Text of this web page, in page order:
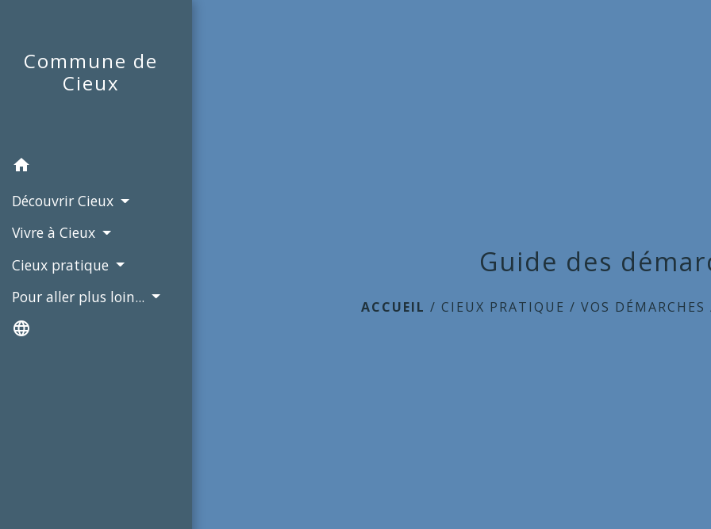
Commune de
Cieux
home
Découvrir Cieux
Vivre à Cieux
Cieux pratique
Pour aller plus loin...
language
Guide des
ACCUEIL /CIEUX PRATIQUE /VOS DÉMARCHES